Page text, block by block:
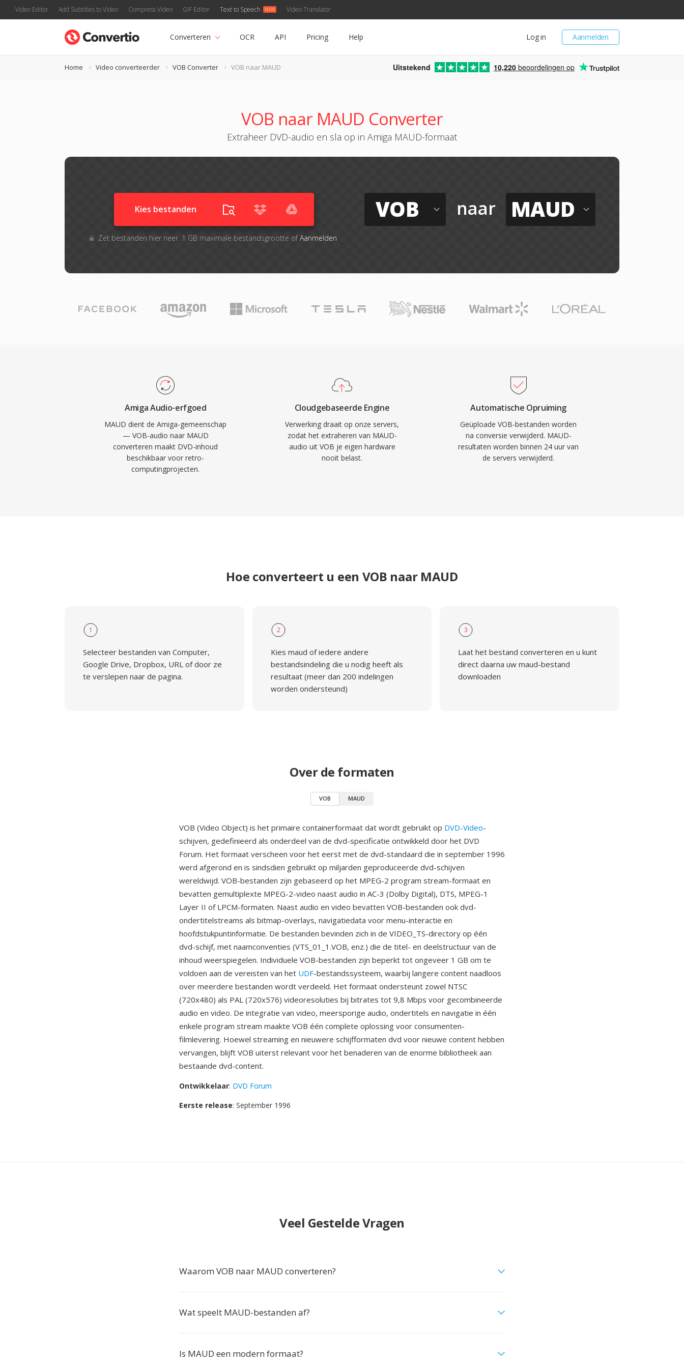
Video Editor Add Subtitles to Video Compress Video GIF Editor Text to Speech Video Translator
Aanmelden
Log in
Converteren OCR API Pricing Help
Home Video converteerder VOB Converter VOB naar MAUD Uitstekend 10,220 beoordelingen op
VOB naar MAUD Converter
Extraheer DVD-audio en sla op in Amiga MAUD-formaat
Kies bestanden
Zet bestanden hier neer. 1 GB maximale bestandsgrootte ofAanmelden
VOB naar MAUD
Amiga Audio-erfgoed
MAUD dient de Amiga-gemeenschap
— VOB-audio naar MAUD
converteren maakt DVD-inhoud
beschikbaar voor retro-
computingprojecten.
Cloudgebaseerde Engine
Verwerking draait op onze servers,
zodat het extraheren van MAUD-
audio uit VOB je eigen hardware
nooit belast.
Automatische Opruiming
Geüploade VOB-bestanden worden
na conversie verwijderd. MAUD-
resultaten worden binnen 24 uur van
de servers verwijderd.
Hoe converteert u een VOB naar MAUD
1
Selecteer bestanden van Computer,
Google Drive, Dropbox, URL of door ze
te verslepen naar de pagina.
2
Kies maud of iedere andere
bestandsindeling die u nodig heeft als
resultaat (meer dan 200 indelingen
worden ondersteund)
3
Laat het bestand converteren en u kunt
direct daarna uw maud-bestand
downloaden
Over de formaten
VOB MAUD
VOB (Video Object) is het primaire containerformaat dat wordt gebruikt op DVD-Video-
schijven, gedefinieerd als onderdeel van de dvd-specificatie ontwikkeld door het DVD
Forum. Het formaat verscheen voor het eerst met de dvd-standaard die in september 1996
werd afgerond en is sindsdien gebruikt op miljarden geproduceerde dvd-schijven
wereldwijd. VOB-bestanden zijn gebaseerd op het MPEG-2 program stream-formaat en
bevatten gemultiplexte MPEG-2-video naast audio in AC-3 (Dolby Digital), DTS, MPEG-1
Layer II of LPCM-formaten. Naast audio en video bevatten VOB-bestanden ook dvd-
ondertitelstreams als bitmap-overlays, navigatiedata voor menu-interactie en
hoofdstukpuntinformatie. De bestanden bevinden zich in de VIDEO_TS-directory op één
dvd-schijf, met naamconventies (VTS_01_1.VOB, enz.) die de titel- en deelstructuur van de
inhoud weerspiegelen. Individuele VOB-bestanden zijn beperkt tot ongeveer 1 GB om te
voldoen aan de vereisten van het UDF-bestandssysteem, waarbij langere content naadloos
over meerdere bestanden wordt verdeeld. Het formaat ondersteunt zowel NTSC
(720x480) als PAL (720x576) videoresoluties bij bitrates tot 9,8 Mbps voor gecombineerde
audio en video. De integratie van video, meersporige audio, ondertitels en navigatie in één
enkele program stream maakte VOB één complete oplossing voor consumenten-
filmlevering. Hoewel streaming en nieuwere schijfformaten dvd voor nieuwe content hebben
vervangen, blijft VOB uiterst relevant voor het benaderen van de enorme bibliotheek aan
bestaande dvd-content.
Ontwikkelaar: DVD Forum
Eerste release: September 1996
Veel Gestelde Vragen
Waarom VOB naar MAUD converteren?
Wat speelt MAUD-bestanden af?
Is MAUD een modern formaat?